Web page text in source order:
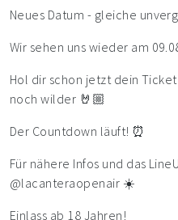
Neues Datum - gleiche
Wir sehen uns wieder am
Hol dir schon jetzt dein
noch wilder 🤘🏼
Der Countdown läuft! ⏰
Für nähere Infos und das
@lacanteraopenair ☀️
Einlass ab 18 Jahren!